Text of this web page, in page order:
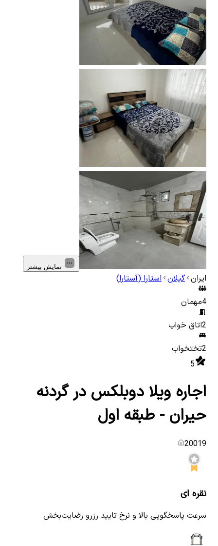
نمایش بیشتر
ایران گیلان استارا (آستارا)
4مهمان
2اتاق خواب
2تختخواب
5
اجاره ویلا دوبلکس در گردنه
حیران - طبقه اول
20019
نقره ای
سرعت پاسخگویی بالا و نرخ تایید رزرو رضایت‌بخش